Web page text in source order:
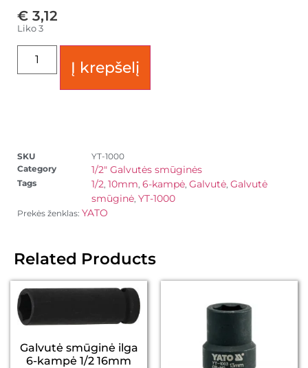
€ 3,12
Liko 3
Į krepšelį
SKU
YT-1000
Category
1/2" Galvutės smūginės
Tags 1/2 10mm 6-kampė Galvutė Galvutė
smūginė YT-1000
Prekės ženklas: YATO
Related Products
Galvutė smūginė ilga
6-kampė 1/2 16mm